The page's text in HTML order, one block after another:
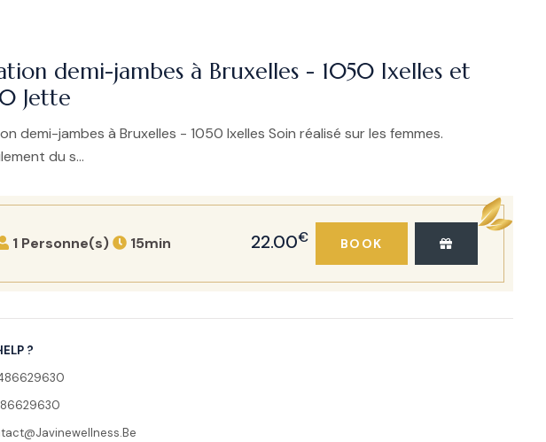
demi-jambes à Bruxelles - 1050 Ixelles et
Jette
demi-jambes à Bruxelles - 1050 Ixelles Soin réalisé sur les femmes.
du s...
1 Personne(s) 15min 22.00€ BOOK
?